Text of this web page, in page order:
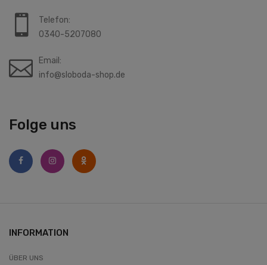
Folge uns
Telefon:
0340-5207080
Email:
info@sloboda-shop.de
INFORMATION
ÜBER UNS